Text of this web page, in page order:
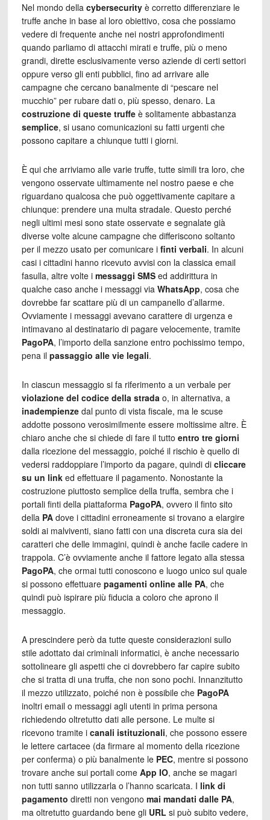
Nel mondo della cybersecurityè corretto differenziare le
truffe anche in base al loro obiettivo, cosa che possiamo
vedere di frequente anche nei nostri approfondimenti
quando parliamo di attacchi mirati e truffe, più o meno
grandi, dirette esclusivamente verso aziende di certi settori
oppure verso gli enti pubblici, fino ad arrivare alle
campagne che cercano banalmente di “pescare nel
mucchio” per rubare dati o, più spesso, denaro. La
costruzione di queste truffeè solitamente abbastanza
semplice, si usano comunicazioni su fatti urgenti che
possono capitare a chiunque tutti i giorni.
È qui che arriviamo alle varie truffe, tutte simili tra loro, che
vengono osservate ultimamente nel nostro paese e che
riguardano qualcosa che può oggettivamente capitare a
chiunque: prendere una multa stradale. Questo perché
negli ultimi mesi sono state osservate e segnalate già
diverse volte alcune campagne che differiscono soltanto
per il mezzo usato per comunicare i finti verbali. In alcuni
casi i cittadini hanno ricevuto avvisi con la classica email
fasulla, altre volte i messaggi SMSed addirittura in
qualche caso anche i messaggi via WhatsApp, cosa che
dovrebbe far scattare più di un campanello d’allarme.
Ovviamente i messaggi avevano carattere di urgenza e
intimavano al destinatario di pagare velocemente, tramite
PagoPA, l’importo della sanzione entro pochissimo tempo,
pena il passaggio alle vie legali.
In ciascun messaggio si fa riferimento a un verbale per
violazione del codice della strada o, in alternativa, a
inadempienzedal punto di vista fiscale, ma le scuse
addotte possono verosimilmente essere moltissime altre. È
chiaro anche che si chiede di fare il tutto entro tre giorni
dalla ricezione del messaggio, poiché il rischio è quello di
vedersi raddoppiare l’importo da pagare, quindi di cliccare
su un linked effettuare il pagamento. Nonostante la
costruzione piuttosto semplice della truffa, sembra che i
portali finti della piattaforma PagoPA, ovvero il finto sito
della PAdove i cittadini erroneamente si trovano a elargire
soldi ai malviventi, siano fatti con una discreta cura sia dei
caratteri che delle immagini, quindi è anche facile cadere in
trappola. C’è ovviamente anche il fattore legato alla stessa
PagoPA, che ormai tutti conoscono e luogo unico sul quale
si possono effettuare pagamenti online alle PA, che
quindi può ispirare più fiducia a coloro che aprono il
messaggio.
A prescindere però da tutte queste considerazioni sullo
stile adottato dai criminali informatici, è anche necessario
sottolineare gli aspetti che ci dovrebbero far capire subito
che si tratta di una truffa, che non sono pochi. Innanzitutto
il mezzo utilizzato, poiché non è possibile che PagoPA
inoltri email o messaggi agli utenti in prima persona
richiedendo oltretutto dati alle persone. Le multe si
ricevono tramite i canali istituzionali, che possono essere
le lettere cartacee (da firmare al momento della ricezione
per conferma) o più banalmente le PEC, mentre si possono
trovare anche sui portali come App IO, anche se magari
non tutti sanno utilizzarla o l’hanno scaricata. I link di
pagamento diretti non vengono mai mandati dalle PA,
ma oltretutto guardando bene gli URL si può subito vedere,